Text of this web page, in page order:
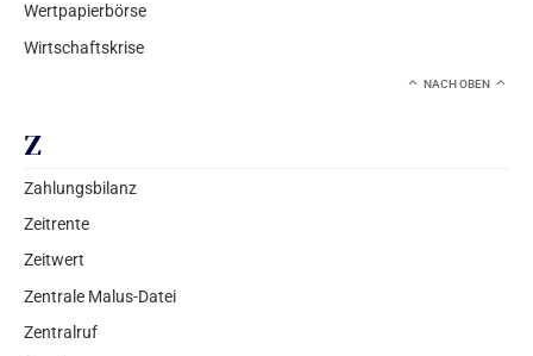
Wertpapierbörse
Wirtschaftskrise
NACH OBEN
Z
Zahlungsbilanz
Zeitrente
Zeitwert
Zentrale Malus-Datei
Zentralruf